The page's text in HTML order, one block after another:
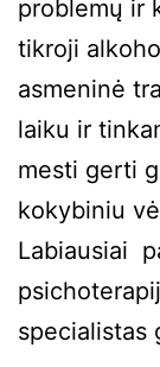
problemų ir
tikroji
asmeninė
laiku ir
mesti gerti
kokybiniu
Labiausiai
specialistas